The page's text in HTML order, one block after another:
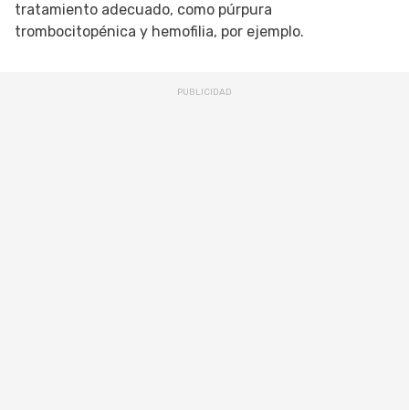
tratamiento adecuado, como púrpura
trombocitopénica y hemofilia, por ejemplo.